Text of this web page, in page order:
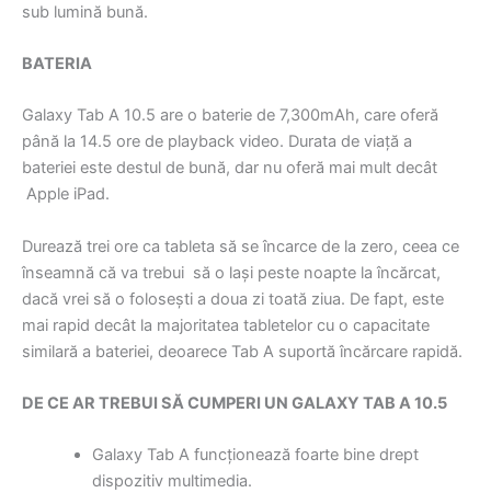
sub lumină bună.
BATERIA
Galaxy Tab A 10.5 are o baterie de 7,300mAh, care oferă
până la 14.5 ore de playback video. Durata de viață a
bateriei este destul de bună, dar nu oferă mai mult decât
Apple iPad.
Durează trei ore ca tableta să se încarce de la zero, ceea ce
înseamnă că va trebui să o lași peste noapte la încărcat,
dacă vrei să o folosești a doua zi toată ziua. De fapt, este
mai rapid decât la majoritatea tabletelor cu o capacitate
similară a bateriei, deoarece Tab A suportă încărcare rapidă.
DE CE AR TREBUI SĂ CUMPERI UN GALAXY TAB A 10.5
Galaxy Tab A funcționează foarte bine drept
dispozitiv multimedia.